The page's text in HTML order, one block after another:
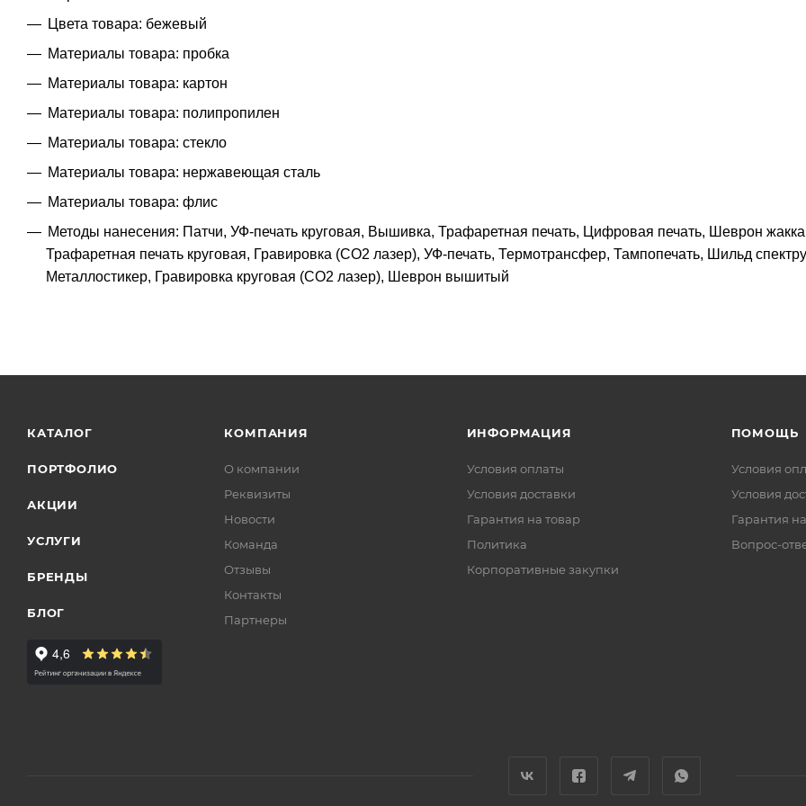
Цвета товара: бежевый
Материалы товара: пробка
Материалы товара: картон
Материалы товара: полипропилен
Материалы товара: стекло
Материалы товара: нержавеющая cталь
Материалы товара: флис
Методы нанесения: Патчи, УФ-печать круговая, Вышивка, Трафаретная печать, Цифровая печать, Шеврон
Трафаретная печать круговая, Гравировка (CO2 лазер), УФ-печать, Термотрансфер, Тампопечать, Шильд
Металлостикер, Гравировка круговая (CO2 лазер), Шеврон вышитый
КАТАЛОГ
ПОРТФОЛИО
АКЦИИ
УСЛУГИ
БРЕНДЫ
БЛОГ
КОМПАНИЯ
О компании
Реквизиты
Новости
Команда
Отзывы
Контакты
Партнеры
ИНФОРМАЦИЯ
Условия оплаты
Условия доставки
Гарантия на товар
Политика
Корпоративные закупки
ПОМОЩЬ
Условия
Условия
Гарантия
Вопрос-